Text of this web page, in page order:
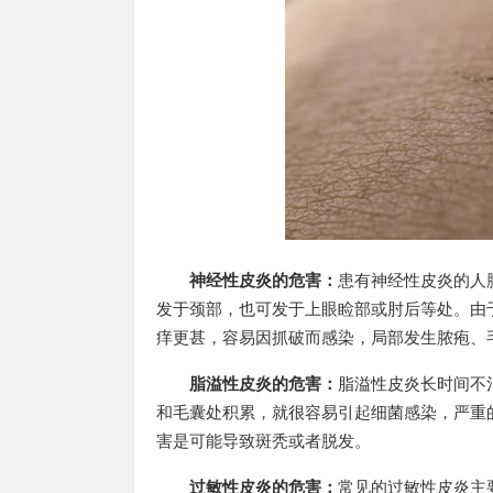
神经性皮炎的危害： 患有神经性皮炎的
发于颈部，也可发于上眼睑部或肘后等处。
痒更甚，容易因抓破而感染，局部发生脓疱
脂溢性皮炎的危害： 脂溢性皮炎长时间
和毛囊处积累，就很容易引起细菌感染，严
害是可能导致斑秃或者脱发。
过敏性皮炎的危害： 常见的过敏性皮炎主